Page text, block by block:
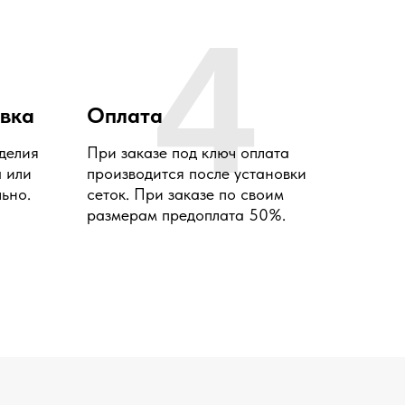
или
Оплата
При заказе под ключ оплата
производится после установки
сеток. При заказе по своим
размерам предоплата 50%.
4